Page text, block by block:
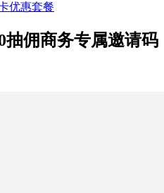
优惠套餐
抽佣商务专属邀请码